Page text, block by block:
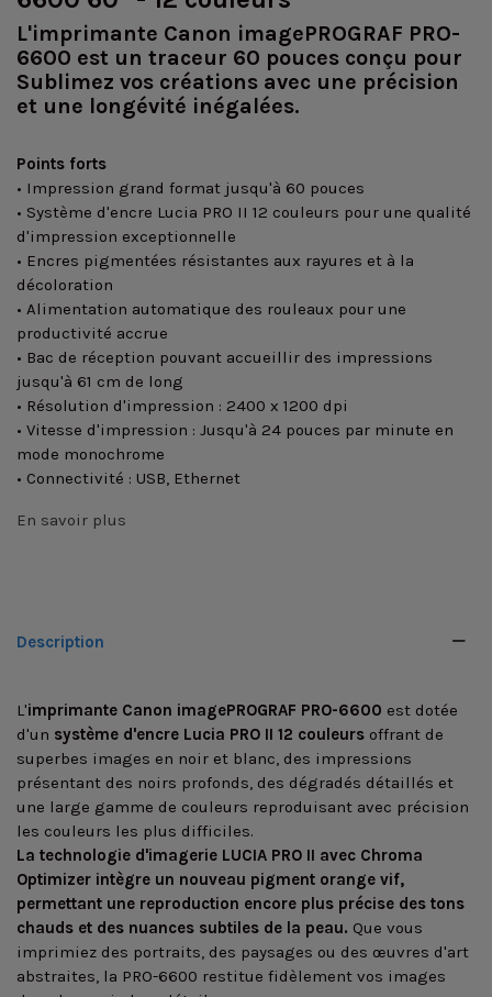
L'imprimante Canon imagePROGRAF PRO-
6600 est un traceur 60 pouces conçu pour
Sublimez vos créations avec une précision
et une longévité inégalées.
Points forts
• Impression grand format jusqu'à 60 pouces
• Système d'encre Lucia PRO II 12 couleurs pour une qualité
d'impression exceptionnelle
• Encres pigmentées résistantes aux rayures et à la
décoloration
• Alimentation automatique des rouleaux pour une
productivité accrue
• Bac de réception pouvant accueillir des impressions
jusqu'à 61 cm de long
• Résolution d'impression : 2400 x 1200 dpi
• Vitesse d'impression : Jusqu'à 24 pouces par minute en
mode monochrome
• Connectivité : USB, Ethernet
En savoir plus
Description
L'imprimante Canon imagePROGRAF PRO-6600 est dotée
d'un système d'encre Lucia PRO II 12 couleurs offrant de
superbes images en noir et blanc, des impressions
présentant des noirs profonds, des dégradés détaillés et
une large gamme de couleurs reproduisant avec précision
les couleurs les plus difficiles.
La technologie d'imagerie LUCIA PRO II avec Chroma
Optimizer intègre un nouveau pigment orange vif,
permettant une reproduction encore plus précise des tons
chauds et des nuances subtiles de la peau. Que vous
imprimiez des portraits, des paysages ou des œuvres d'art
abstraites, la PRO-6600 restitue fidèlement vos images